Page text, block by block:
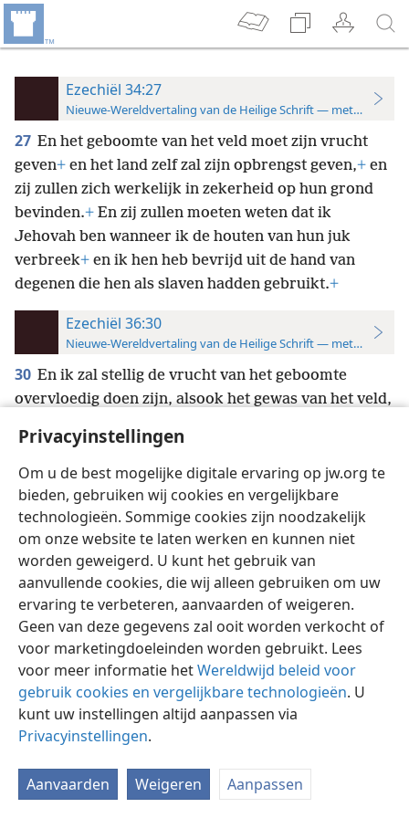
Privacyinstellingen
Om u de best mogelijke digitale ervaring op jw.org te
bieden, gebruiken wij cookies en vergelijkbare
technologieën. Sommige cookies zijn noodzakelijk
om onze website te laten werken en kunnen niet
worden geweigerd. U kunt het gebruik van
aanvullende cookies, die wij alleen gebruiken om uw
ervaring te verbeteren, aanvaarden of weigeren.
Geen van deze gegevens zal ooit worden verkocht of
voor marketingdoeleinden worden gebruikt. Lees
voor meer informatie hetWereldwijd beleid voor
gebruik cookies en vergelijkbare technologieën. U
kunt uw instellingen altijd aanpassen via
Privacyinstellingen.
Aanvaarden Weigeren Aanpassen
Ezechiël 34:27
Nieuwe-Wereldvertaling van de Heilige Schrift — met
27 En het geboomte van het veld moet zijn vrucht
geven+ en het land zelf zal zijn opbrengst geven,+ en
zij zullen zich werkelijk in zekerheid op hun grond
bevinden.+ En zij zullen moeten weten dat ik
Jehovah ben wanneer ik de houten van hun juk
verbreek+ en ik hen heb bevrijd uit de hand van
degenen die hen als slaven hadden gebruikt.+
Ezechiël 36:30
Nieuwe-Wereldvertaling van de Heilige Schrift — met
30 En ik zal stellig de vrucht van het geboomte
overvloedig doen zijn, alsook het gewas van het veld,
hongersnood krijgt.+
Nederlands Instellingen
Copyright© 2026 Watch Tower Bible and Tract Society of Pennsylvania
Gebruiksvoorwaarden Privacybeleid
Privacyinstellingen